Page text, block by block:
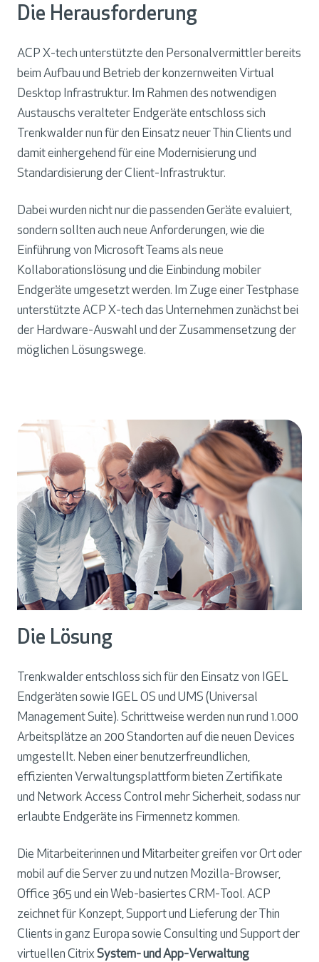
Die Herausforderung
ACP X-tech unterstützte den Personalvermittler bereits
beim Aufbau und Betrieb der konzernweiten Virtual
Desktop Infrastruktur. Im Rahmen des notwendigen
Austauschs veralteter Endgeräte entschloss sich
Trenkwalder nun für den Einsatz neuer Thin Clients und
damit einhergehend für eine Modernisierung und
Standardisierung der Client-Infrastruktur.
Dabei wurden nicht nur die passenden Geräte evaluiert,
sondern sollten auch neue Anforderungen, wie die
Einführung von Microsoft Teams als neue
Kollaborationslösung und die Einbindung mobiler
Endgeräte umgesetzt werden. Im Zuge einer Testphase
unterstützte ACP X-tech das Unternehmen zunächst bei
der Hardware-Auswahl und der Zusammensetzung der
möglichen Lösungswege.
Die Lösung
Trenkwalder entschloss sich für den Einsatz von IGEL
Endgeräten sowie IGEL OS und UMS (Universal
Management Suite). Schrittweise werden nun rund 1.000
Arbeitsplätze an 200 Standorten auf die neuen Devices
umgestellt. Neben einer benutzerfreundlichen,
effizienten Verwaltungsplattform bieten Zertifikate
und Network Access Control mehr Sicherheit, sodass nur
erlaubte Endgeräte ins Firmennetz kommen.
Die Mitarbeiterinnen und Mitarbeiter greifen vor Ort oder
mobil auf die Server zu und nutzen Mozilla-Browser,
Office 365 und ein Web-basiertes CRM-Tool. ACP
zeichnet für Konzept, Support und Lieferung der Thin
Clients in ganz Europa sowie Consulting und Support der
virtuellen CitrixSystem- und App-Verwaltung